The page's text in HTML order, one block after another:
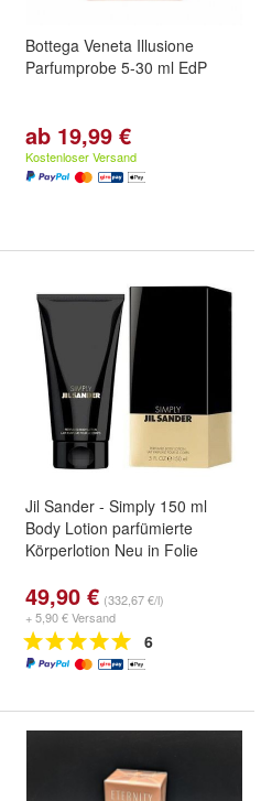
Bottega Veneta Illusione
Parfumprobe 5-30 ml EdP
ab 19,99 €
Kostenloser Versand
Jil Sander - Simply 150 ml
Body Lotion parfümierte
Körperlotion Neu in Folie
49,90 € (332,67 €/l)
+ 5,90 € Versand
6